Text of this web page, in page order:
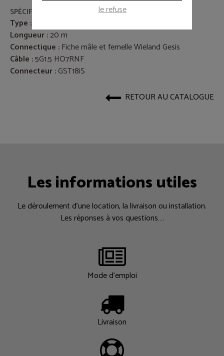
SPÉCIFICATIONS
Type :
Longueur :20 m
Connectique :Fiche mâle et femelle Wieland Gesis
Câble :5G1.5 HO7RNF
Connecteur :GST18iS
RETOUR AU CATALOGUE
Les informations utiles
Le déroulement d’une location, la livraison ou installation.
Les réponses à vos questions….
Mode d'emploi
Livraison
Je refuse